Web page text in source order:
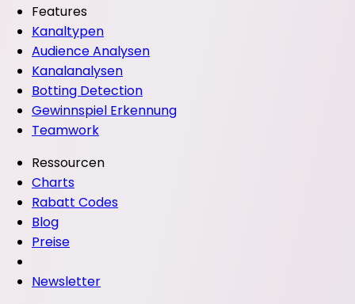
Features
Kanaltypen
Audience Analysen
Kanalanalysen
Botting Detection
Gewinnspiel Erkennung
Teamwork
Ressourcen
Charts
Rabatt Codes
Blog
Preise
Newsletter